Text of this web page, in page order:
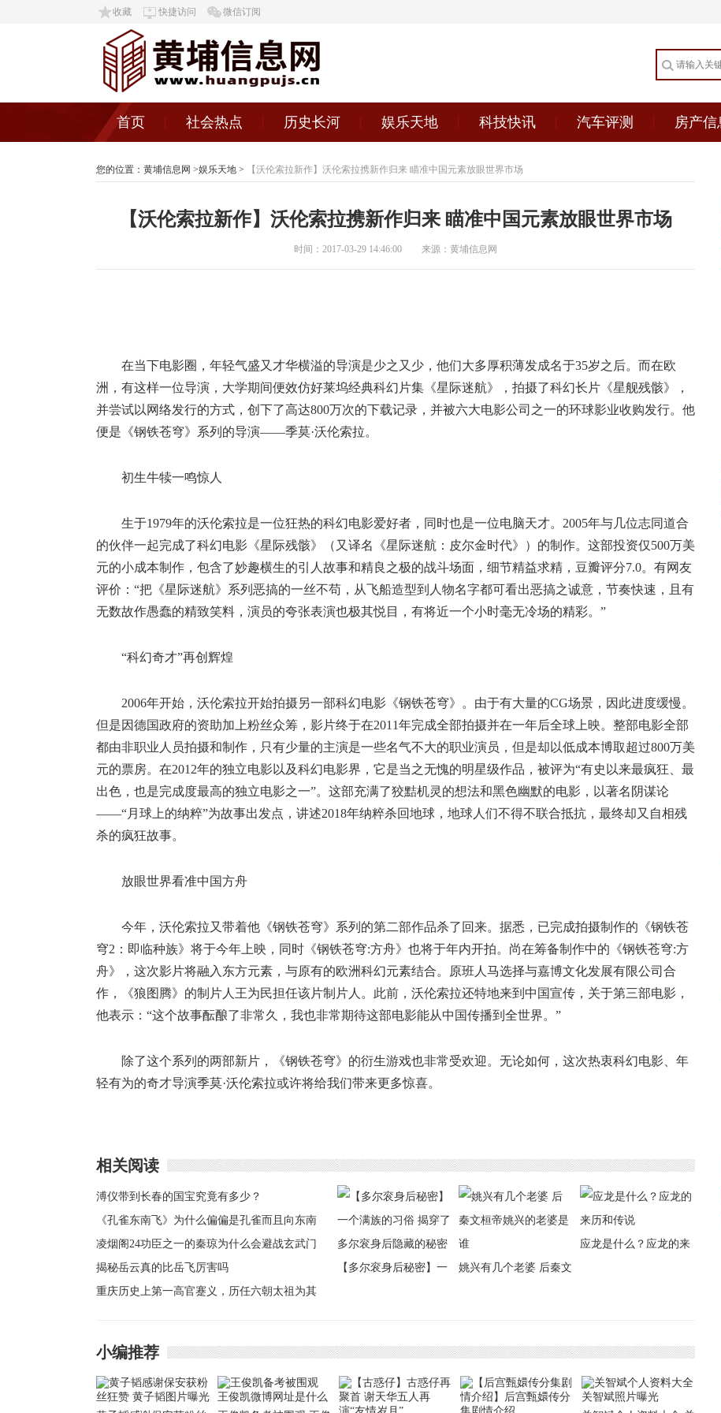
收藏 快捷访问 微信订阅
首页 社会热点 历史长河 娱乐天地 科技快讯 汽车评测 房产信
您的位置： 黄埔信息网 >娱乐天地 > 【沃伦索拉新作】沃伦索拉携新作归来 瞄准中国元素放眼世界市场
【沃伦索拉新作】沃伦索拉携新作归来 瞄准中国元素放眼世界市场
时间：2017-03-29 14:46:00 来源：黄埔信息网
在当下电影圈，年轻气盛又才华横溢的导演是少之又少，他们大多厚积薄发成名于35岁之后。而在欧
洲，有这样一位导演，大学期间便效仿好莱坞经典科幻片集《星际迷航》，拍摄了科幻长片《星舰残骸》，
并尝试以网络发行的方式，创下了高达800万次的下载记录，并被六大电影公司之一的环球影业收购发行。他
便是《钢铁苍穹》系列的导演——季莫·沃伦索拉。
初生牛犊一鸣惊人
生于1979年的沃伦索拉是一位狂热的科幻电影爱好者，同时也是一位电脑天才。2005年与几位志同道合
的伙伴一起完成了科幻电影《星际残骸》（又译名《星际迷航：皮尔金时代》）的制作。这部投资仅500万美
元的小成本制作，包含了妙趣横生的引人故事和精良之极的战斗场面，细节精益求精，豆瓣评分7.0。有网友
评价：“把《星际迷航》系列恶搞的一丝不苟，从飞船造型到人物名字都可看出恶搞之诚意，节奏快速，且有
无数故作愚蠢的精致笑料，演员的夸张表演也极其悦目，有将近一个小时毫无冷场的精彩。”
“科幻奇才”再创辉煌
2006年开始，沃伦索拉开始拍摄另一部科幻电影《钢铁苍穹》。由于有大量的CG场景，因此进度缓慢。
但是因德国政府的资助加上粉丝众筹，影片终于在2011年完成全部拍摄并在一年后全球上映。整部电影全部
都由非职业人员拍摄和制作，只有少量的主演是一些名气不大的职业演员，但是却以低成本博取超过800万美
元的票房。在2012年的独立电影以及科幻电影界，它是当之无愧的明星级作品，被评为“有史以来最疯狂、最
出色，也是完成度最高的独立电影之一”。这部充满了狡黠机灵的想法和黑色幽默的电影，以著名阴谋论
——“月球上的纳粹”为故事出发点，讲述2018年纳粹杀回地球，地球人们不得不联合抵抗，最终却又自相残
杀的疯狂故事。
放眼世界看准中国方舟
今年，沃伦索拉又带着他《钢铁苍穹》系列的第二部作品杀了回来。据悉，已完成拍摄制作的《钢铁苍
穹2：即临种族》将于今年上映，同时《钢铁苍穹:方舟》也将于年内开拍。尚在筹备制作中的《钢铁苍穹:方
舟》，这次影片将融入东方元素，与原有的欧洲科幻元素结合。原班人马选择与嘉博文化发展有限公司合
作，《狼图腾》的制片人王为民担任该片制片人。此前，沃伦索拉还特地来到中国宣传，关于第三部电影，
他表示：“这个故事酝酿了非常久，我也非常期待这部电影能从中国传播到全世界。”
除了这个系列的两部新片，《钢铁苍穹》的衍生游戏也非常受欢迎。无论如何，这次热衷科幻电影、年
轻有为的奇才导演季莫·沃伦索拉或许将给我们带来更多惊喜。
相关阅读
溥仪带到长春的国宝究竟有多少？
《孔雀东南飞》为什么偏偏是孔雀而且向东南
飞
凌烟阁24功臣之一的秦琼为什么会避战玄武门
揭秘岳云真的比岳飞厉害吗
重庆历史上第一高官蹇义，历任六朝太祖为其
【多尔衮身后秘密】一
姚兴有几个老婆 后秦文
应龙是什么？应龙的来
小编推荐